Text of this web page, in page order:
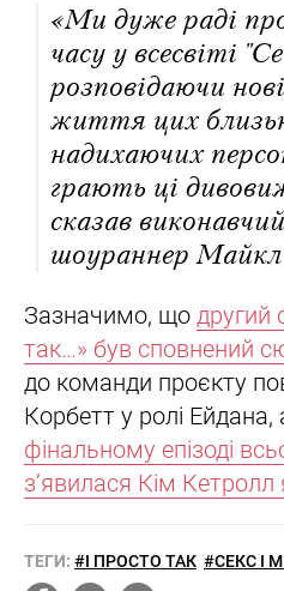
«Ми дуже раді
часу у всесвіті
розповідаючи
життя цих
надихаючих
грають ці
сказав
шоураннер
Зазначимо, що другий
так…» був сповнений
до команди проєкту
Корбетт у ролі
фінальному епізоді
з’явилася Кім
ТЕГИ: #І ПРОСТО ТАК #СЕКС І